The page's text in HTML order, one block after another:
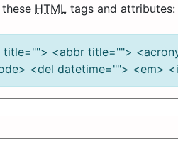
HTML tags and attributes:
title=""> <abbr title="">
<del datetime=""> <em>